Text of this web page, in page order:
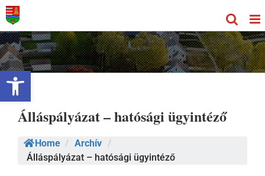
Eszköztár megnyitása
Kihagyás
Álláspályázat – hatósági ügyintéző
Home / Archív /
Álláspályázat – hatósági ügyintéző